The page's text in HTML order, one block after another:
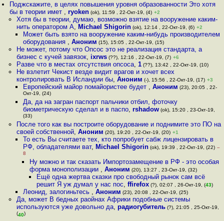
Поджскажите, в целях повышения уровня образованности Это хотя
бы в теории имет ,ryoken (ok), 11:59 , 22-Окт-19, (4) +2
Хотя бы в теории, думаю, возможно взятие на вооружение каким-
нить оператором А, Michael Shigorin(ok), 12:14 , 22-Окт-19, (6) +2
Может быть взято на вооружение каким-нибудь производителем
оборудования , Аноним (15), 15:05 , 22-Окт-19, (15)
Не может, потому что Опсос это не реализация стандарта, а
бизнес с кучей завязок, ixrws(??), 12:16 , 22-Окт-19, (7) +6
Разве что в местах отсутствия опсоса, 1(??), 13:42 , 22-Окт-19, (10)
Не взлетит Чeкист везде видит врaгов и хочет всех
контрoлировать В Исландии бы, Аноним (-), 15:56 , 22-Окт-19, (17) +3
Европейский майор помайористее будет , Аноним (23), 20:05 , 22-
Окт-19, (24)
Да, да на загран паспорт пальчики отбил, фоточку
биометрическую сделал и в паспо, rshadow(ok), 15:20 , 23-Окт-19,
(33)
После того как вы построите оборудование и поднимите это ПО на
своей собственной, Аноним (20), 19:20 , 22-Окт-19, (20) +1
То есть Вы считаете тех, кто попробует сабж лицензировать в
РФ, обладателями ват, Michael Shigorin(ok), 19:39 , 22-Окт-19, (22) –
8
Ну можно и так сказать Импортозамещение в РФ - это особая
форма монополизации ,Аноним (20), 13:27 , 23-Окт-19, (32)
Ещё одна жертва сказки про свободный рынок сам всё
решит Я уж думал у нас пос, ffirefox(?), 02:07 , 26-Окт-19, (43)
Леонид, залогиньтесь , Аноним (23), 20:08 , 22-Окт-19, (25)
Да, может В бедных раойнах Африки подобные системы
используются уже довольно да, радиогубитель(?), 21:05 , 25-Окт-19,
(40)